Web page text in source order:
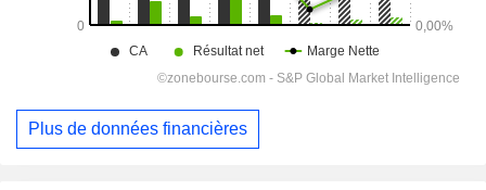
Plus de données financières